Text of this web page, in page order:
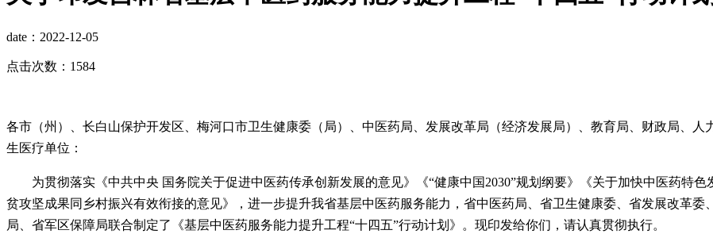
date：2022-12-05
点击次数：1584
各市（州）、长白山保护开发区、梅河口市卫生健康委（局）、中医药局、发展改革局（经济发展局）、教育局、财政局、
生医疗单位：
为贯彻落实《中共中央 国务院关于促进中医药传承创新发展的意见》《“健康中国2030”规划纲要》《关于加快中医药特
贫攻坚成果同乡村振兴有效衔接的意见》，进一步提升我省基层中医药服务能力， 省中医药局、省卫生健康委、省发展改革委
局、省军区保障局联合制定了《基层中医药服务能力提升工程“十四五”行动计划》。现印发给你们，请认真贯彻执行。